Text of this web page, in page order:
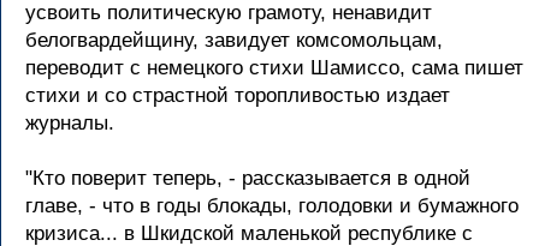
усвоить политическую грамоту, ненавидит
белогвардейщину, завидует комсомольцам,
переводит с немецкого стихи Шамиссо, сама пишет
стихи и со страстной торопливостью издает
журналы.
"Кто поверит теперь, - рассказывается в одной
главе, - что в годы блокады, голодовки и бумажного
кризиса... в Шкидской маленькой республике с